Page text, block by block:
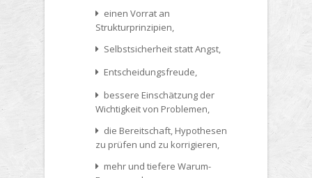
einen Vorrat an
Strukturprinzipien,
Selbstsicherheit statt Angst,
Entscheidungsfreude,
bessere Einschätzung der
Wichtigkeit von Problemen,
die Bereitschaft, Hypothesen
zu prüfen und zu korrigieren,
mehr und tiefere Warum-